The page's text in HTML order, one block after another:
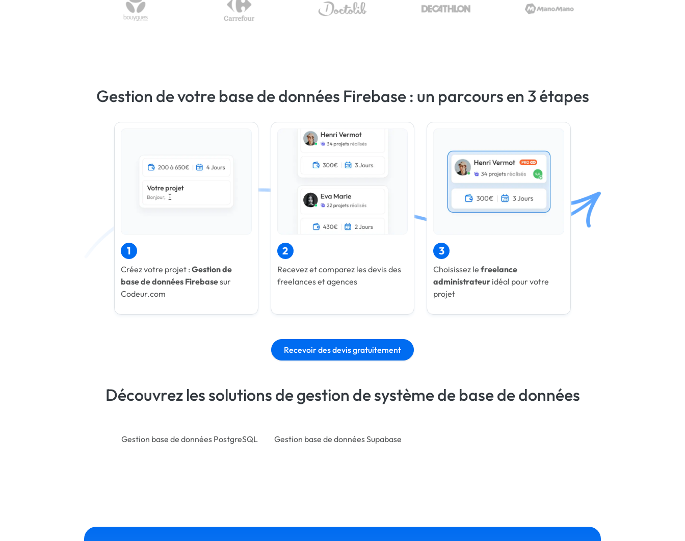
Gestion de votre base de données Firebase : un parcours en 3 étapes
1
Créez votre projet : Gestion de
base de données Firebasesur
Codeur.com
2
Recevez et comparez les devis des
freelances et agences
3
Choisissez lefreelance
administrateur idéal pour votre
projet
Recevoir des devis gratuitement
Découvrez les solutions de gestion de système de base de données
Gestion base de données PostgreSQL Gestion base de données Supabase